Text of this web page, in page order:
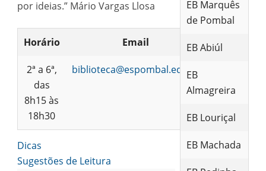
por ideias.” Mário Vargas Llosa
Horário Email
2ª a 6ª,
das
8h15 às
18h30
biblioteca@espombal.edu.pt
Dicas
Sugestões de Leitura
EB Marquês
de Pombal
EB Abiúl
EB
Almagreira
EB Louriçal
EB Machada